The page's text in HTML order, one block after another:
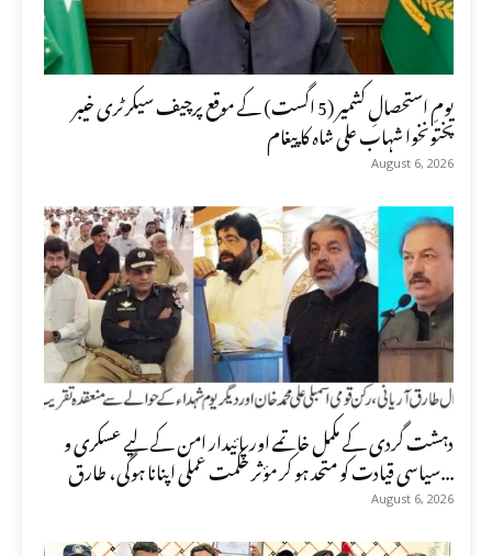
یومِ استحصالِ کشمیر (5 اگست) کے موقع پرچیف سیکرٹری خیبر
پختونخوا شہاب علی شاہ کا پیغام
August 6, 2026
دہشت گردی کے مکمل خاتمے اور پائیدار امن کے لیے عسکری و
سیاسی قیادت کو متحد ہو کر مؤثر حکمت عملی اپنانا ہوگی، طارق...
August 6, 2026